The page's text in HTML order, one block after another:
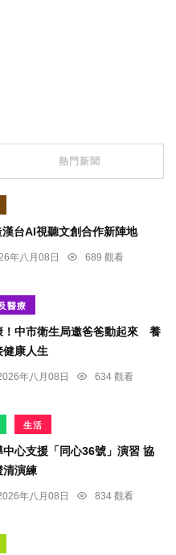
熱門新聞
漢台AI視聽文創合作新陣地
年八月08日
689 觀看
醫療
！中市衛生局邀爸爸動起來 養
健康人生
年八月08日
634 觀看
生活
心支援「同心36號」演習 協
清演練
年八月08日
834 觀看